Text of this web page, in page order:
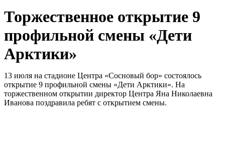
Торжественное открытие 9
профильной смены «Дети
Арктики»
13 июля на стадионе Центра «Сосновый бор» состоялось
открытие 9 профильной смены «Дети Арктики». На
торжественном открытии директор Центра Яна Николаевна
Иванова поздравила ребят с открытием смены.